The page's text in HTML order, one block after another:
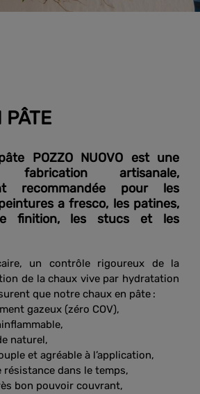
PÂTE
POZZO NUOVO est une
artisanale,
recommandée pour les
a fresco, les patines,
finition, les stucs et les
un contrôle rigoureux de la
de la chaux vive par hydratation
que notre chaux en pâte :
gazeux (zéro COV),
naturel,
et agréable à l’application,
résistance dans le temps,
bon pouvoir couvrant,